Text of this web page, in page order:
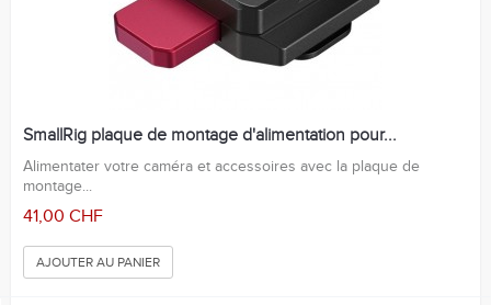
SmallRig plaque de montage d'alimentation pour...
Alimentater votre caméra et accessoires avec la plaque de
montage...
41,00 CHF
AJOUTER AU PANIER